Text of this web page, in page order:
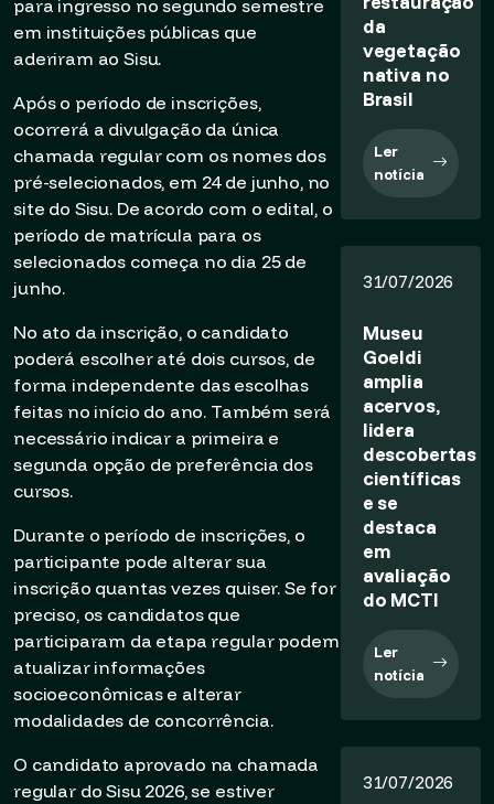
para ingresso no segundo semestre
em instituições públicas que
aderiram ao Sisu.
Após o período de inscrições,
ocorrerá a divulgação da única
chamada regular com os nomes dos
pré-selecionados, em 24 de junho, no
site do Sisu. De acordo com o edital, o
período de matrícula para os
selecionados começa no dia 25 de
junho.
No ato da inscrição, o candidato
poderá escolher até dois cursos, de
forma independente das escolhas
feitas no início do ano. Também será
necessário indicar a primeira e
segunda opção de preferência dos
cursos.
Durante o período de inscrições, o
participante pode alterar sua
inscrição quantas vezes quiser. Se for
preciso, os candidatos que
participaram da etapa regular podem
atualizar informações
socioeconômicas e alterar
modalidades de concorrência.
O candidato aprovado na chamada
regular do Sisu 2026, se estiver
da
vegetação
nativa no
Brasil
Ler
notícia
31/07/2026
Museu
Goeldi
amplia
acervos,
lidera
descobertas
científicas
e se
destaca
em
avaliação
do MCTI
Ler
notícia
31/07/2026